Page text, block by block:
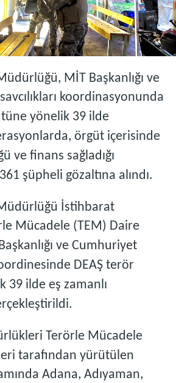
MİT Başkanlığı ve
koordinasyonunda
yönelik 39 ilde
örgüt içerisinde
ve finans sağladığı
şüpheli gözaltına alındı.
İstihbarat
Mücadele (TEM) Daire
ve Cumhuriyet
DEAŞ terör
39 ilde eş zamanlı
Terörle Mücadele
tarafından yürütülen
Adana, Adıyaman,